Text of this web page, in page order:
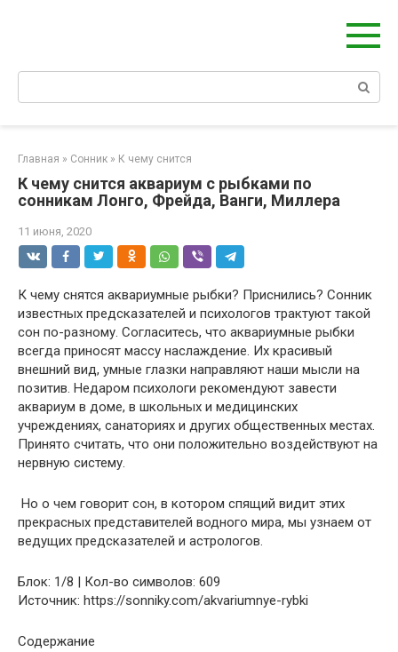
Главная » Сонник » К чему снится
К чему снится аквариум с рыбками по
сонникам Лонго, Фрейда, Ванги, Миллера
11 июня, 2020
К чему снятся аквариумные рыбки? Приснились? Сонник
известных предсказателей и психологов трактуют такой
сон по-разному. Согласитесь, что аквариумные рыбки
всегда приносят массу наслаждение. Их красивый
внешний вид, умные глазки направляют наши мысли на
позитив. Недаром психологи рекомендуют завести
аквариум в доме, в школьных и медицинских
учреждениях, санаториях и других общественных местах.
Принято считать, что они положительно воздействуют на
нервную систему.
Но о чем говорит сон, в котором спящий видит этих
прекрасных представителей водного мира, мы узнаем от
ведущих предсказателей и астрологов.
Блок: 1/8 | Кол-во символов: 609
Источник: https://sonniky.com/akvariumnye-rybki
Содержание